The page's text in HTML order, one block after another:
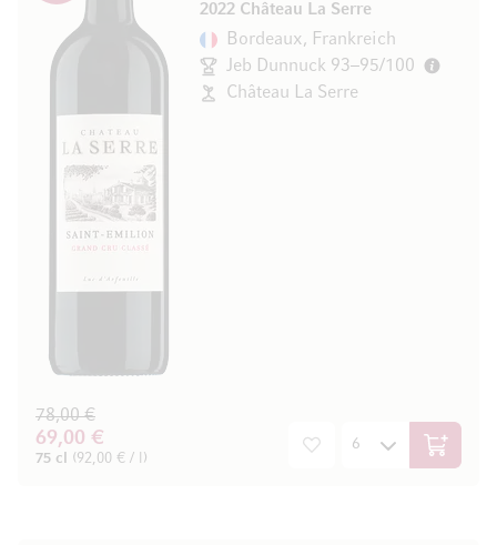
2022 Château La Serre
Bordeaux, Frankreich
Jeb Dunnuck 93–95/100
Château La Serre
69,00 €
78,00 €
75 cl (92,00 € / l) In den